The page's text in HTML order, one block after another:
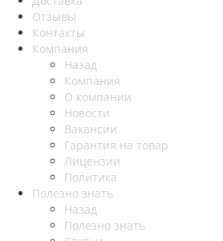
Отзывы
Контакты
Компания
Назад
Компания
О компании
Новости
Вакансии
Гарантия на товар
Лицензии
Политика
Полезно знать
Назад
Полезно знать